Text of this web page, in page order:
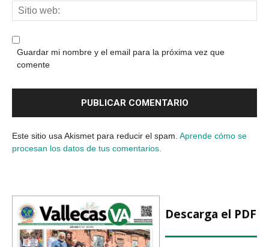
Guardar mi nombre y el email para la próxima vez que
comente
Este sitio usa Akismet para reducir el spam. Aprende cómo se
procesan los datos de tus comentarios.
Descarga el PDF